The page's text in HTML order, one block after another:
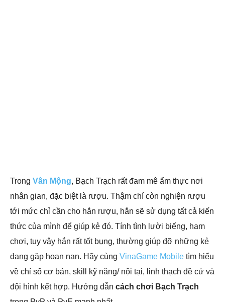
Trong Vân Mộng, Bạch Trạch rất đam mê ẩm thực nơi
nhân gian, đặc biệt là rượu. Thậm chí còn nghiện rượu
tới mức chỉ cần cho hắn rượu, hắn sẽ sử dụng tất cả kiến
thức của mình để giúp kẻ đó. Tính tình lười biếng, ham
chơi, tuy vậy hắn rất tốt bụng, thường giúp đỡ những kẻ
đang gặp hoạn nạn. Hãy cùng VinaGame Mobile tìm hiểu
về chỉ số cơ bản, skill kỹ năng/ nội tại, linh thạch đề cử và
đội hình kết hợp. Hướng dẫn cách chơi Bạch Trạch